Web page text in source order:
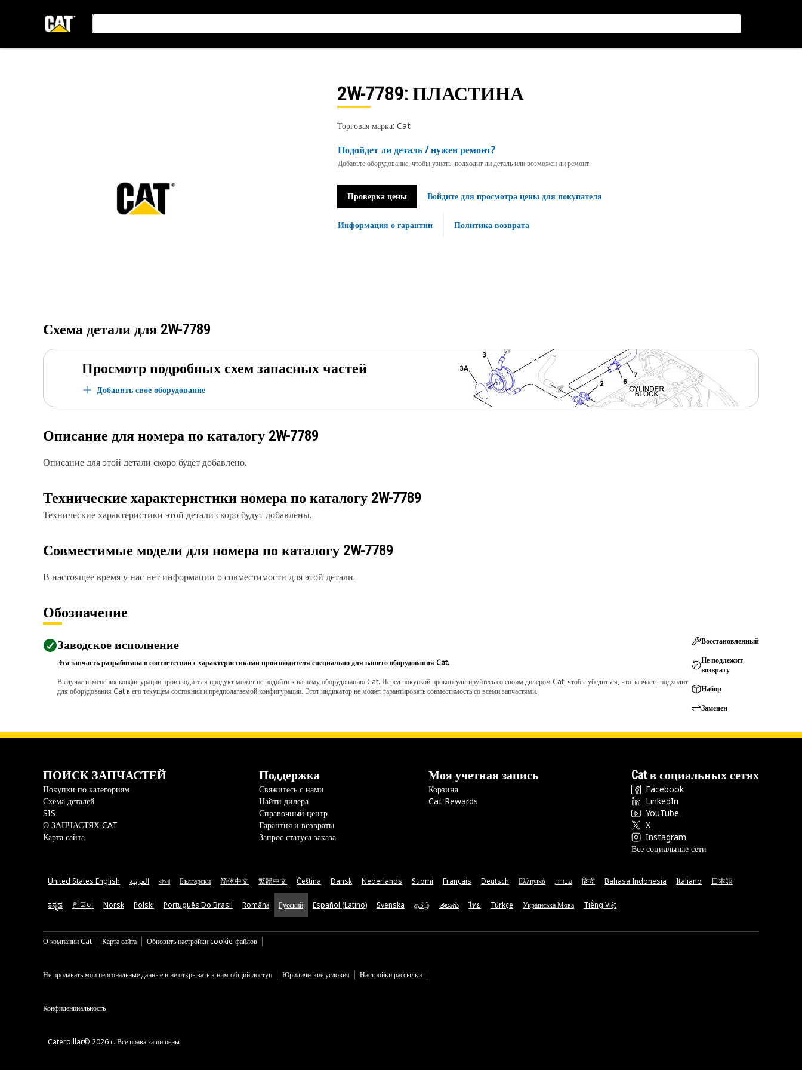
2W-7789: ПЛАСТИНА
Торговая марка: Cat
Подойдет ли деталь / нужен ремонт?
Добавьте оборудование, чтобы узнать, подходит ли деталь или возможен ли ремонт.
Проверка цены Войдите для просмотра цены для покупателя
Информация о гарантии Политика возврата
Схема детали для 2W-7789
Просмотр подробных схем запасных частей
Добавить свое оборудование
Описание для номера по каталогу 2W-7789
Описание для этой детали скоро будет добавлено.
Технические характеристики номера по каталогу 2W-7789
Технические характеристики этой детали скоро будут добавлены.
Совместимые модели для номера по каталогу 2W-7789
В настоящее время у нас нет информации о совместимости для этой детали.
Обозначение
Заводское исполнение
Эта запчасть разработана в соответствии с характеристиками производителя специально для вашего оборудования Cat.
В случае изменения конфигурации производителя продукт может не подойти к вашему оборудованию Cat. Перед покупкой проконсультируйтесь со своим дилером Cat, чтобы убедиться, что запчасть подходит
для оборудования Cat в его текущем состоянии и предполагаемой конфигурации. Этот индикатор не может гарантировать совместимость со всеми запчастями.
Восстановленный
Не подлежит
возврату
Набор
Заменен
ПОИСК ЗАПЧАСТЕЙ
Покупки по категориям
Схема деталей
SIS
О ЗАПЧАСТЯХ CAT
Карта сайта
Поддержка
Свяжитесь с нами
Найти дилера
Справочный центр
Гарантия и возвраты
Запрос статуса заказа
Моя учетная запись
Корзина
Cat Rewards
Cat в социальных сетях
Facebook
LinkedIn
YouTube
X
Instagram
Все социальные сети
United States English العربية বাংলা Български 简体中文 繁體中文 Čeština Dansk Nederlands Suomi Français Deutsch Ελληνικά עברית हिन्दी Bahasa Indonesia Italiano 日本語
ಕನ್ನಡ 한국어 Norsk Polski Português Do Brasil Română Русский Español (Latino) Svenska தமிழ் తెలుగు ไทย Türkçe Українська Мова Tiếng Việt
О компании Cat Карта сайта Обновить настройки cookie-файлов
Не продавать мои персональные данные и не открывать к ним общий доступ Юридические условия Настройки рассылки
Конфиденциальность
Caterpillar© 2026 г. Все права защищены